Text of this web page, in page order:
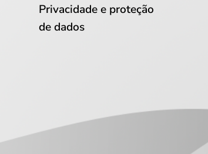
Privacidade e proteção
de dados